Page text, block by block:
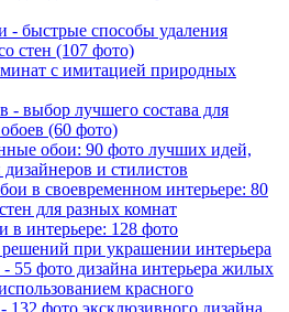
- быстрые способы удаления
стен (107 фото)
с имитацией природных
- выбор лучшего состава для
(60 фото)
обои: 90 фото лучших идей,
и стилистов
в своевременном интерьере: 80
для разных комнат
в интерьере: 128 фото
решений при украшении интерьера
55 фото дизайна интерьера жилых
красного